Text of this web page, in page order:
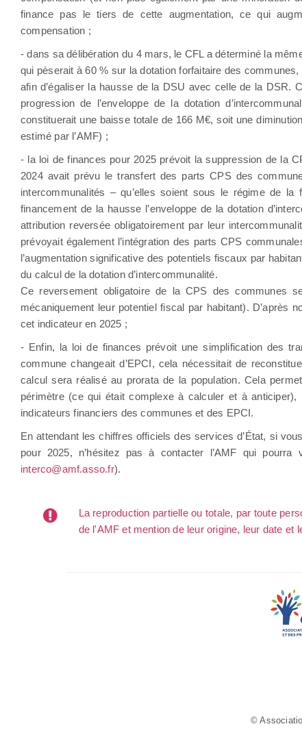
finance pas le tiers de cette augmentation, ce qui
compensation ;
- dans sa délibération du 4 mars, le CFL a déterminé la
qui pèserait à 60 % sur la dotation forfaitaire des
afin d’égaliser la hausse de la DSU avec celle de la DSR.
progression de l’enveloppe de la dotation
constituerait une baisse totale de 166 M€, soit une
estimé par l’AMF) ;
- la loi de finances pour 2025 prévoit la suppression de la
2024 avait prévu le transfert des parts CPS des
intercommunalités – qu’elles soient sous le régime de la
financement de la hausse l’enveloppe de la dotation
attribution reversée obligatoirement par leur
prévoyait également l’intégration des parts CPS
l’augmentation significative des potentiels fiscaux par
du calcul de la dotation d’intercommunalité.
Ce reversement obligatoire de la CPS des communes
mécaniquement leur potentiel fiscal par habitant). D’après
cet indicateur en 2025 ;
- Enfin, la loi de finances prévoit une simplification des
commune changeait d’EPCI, cela nécessitait de
calcul sera réalisé au prorata de la population. Cela
périmètre (ce qui était complexe à calculer et à
indicateurs financiers des communes et des EPCI.
En attendant les chiffres officiels des services d’État, si
pour 2025, n’hésitez pas à contacter l’AMF qui
interco@amf.asso.fr).
La reproduction partielle ou totale, par toute
de l'AMF et mention de leur origine, leur date
©